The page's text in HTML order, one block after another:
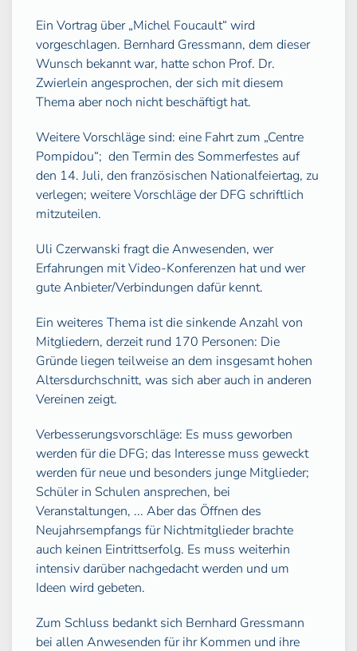
Ein Vortrag über „Michel Foucault“ wird
vorgeschlagen. Bernhard Gressmann, dem dieser
Wunsch bekannt war, hatte schon Prof. Dr.
Zwierlein angesprochen, der sich mit diesem
Thema aber noch nicht beschäftigt hat.
Weitere Vorschläge sind: eine Fahrt zum „Centre
Pompidou“; den Termin des Sommerfestes auf
den 14. Juli, den französischen Nationalfeiertag, zu
verlegen; weitere Vorschläge der DFG schriftlich
mitzuteilen.
Uli Czerwanski fragt die Anwesenden, wer
Erfahrungen mit Video-Konferenzen hat und wer
gute Anbieter/Verbindungen dafür kennt.
Ein weiteres Thema ist die sinkende Anzahl von
Mitgliedern, derzeit rund 170 Personen: Die
Gründe liegen teilweise an dem insgesamt hohen
Altersdurchschnitt, was sich aber auch in anderen
Vereinen zeigt.
Verbesserungsvorschläge: Es muss geworben
werden für die DFG; das Interesse muss geweckt
werden für neue und besonders junge Mitglieder;
Schüler in Schulen ansprechen, bei
Veranstaltungen, ... Aber das Öffnen des
Neujahrsempfangs für Nichtmitglieder brachte
auch keinen Eintrittserfolg. Es muss weiterhin
intensiv darüber nachgedacht werden und um
Ideen wird gebeten.
Zum Schluss bedankt sich Bernhard Gressmann
bei allen Anwesenden für ihr Kommen und ihre